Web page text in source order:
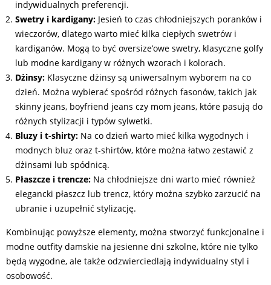
indywidualnych preferencji.
Swetry i kardigany: Jesień to czas chłodniejszych poranków i
wieczorów, dlatego warto mieć kilka ciepłych swetrów i
kardiganów. Mogą to być oversize’owe swetry, klasyczne golfy
lub modne kardigany w różnych wzorach i kolorach.
Dżinsy: Klasyczne dżinsy są uniwersalnym wyborem na co
dzień. Można wybierać spośród różnych fasonów, takich jak
skinny jeans, boyfriend jeans czy mom jeans, które pasują do
różnych stylizacji i typów sylwetki.
Bluzy i t-shirty: Na co dzień warto mieć kilka wygodnych i
modnych bluz oraz t-shirtów, które można łatwo zestawić z
dżinsami lub spódnicą.
Płaszcze i trencze: Na chłodniejsze dni warto mieć również
elegancki płaszcz lub trencz, który można szybko zarzucić na
ubranie i uzupełnić stylizację.
Kombinując powyższe elementy, można stworzyć funkcjonalne i
modne outfity damskie na jesienne dni szkolne, które nie tylko
będą wygodne, ale także odzwierciedlają indywidualny styl i
osobowość.